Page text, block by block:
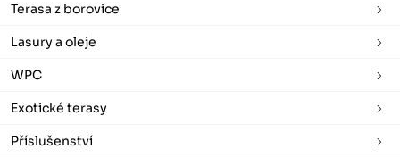
Terasa z borovice
Lasury a oleje
WPC
Exotické terasy
Příslušenství